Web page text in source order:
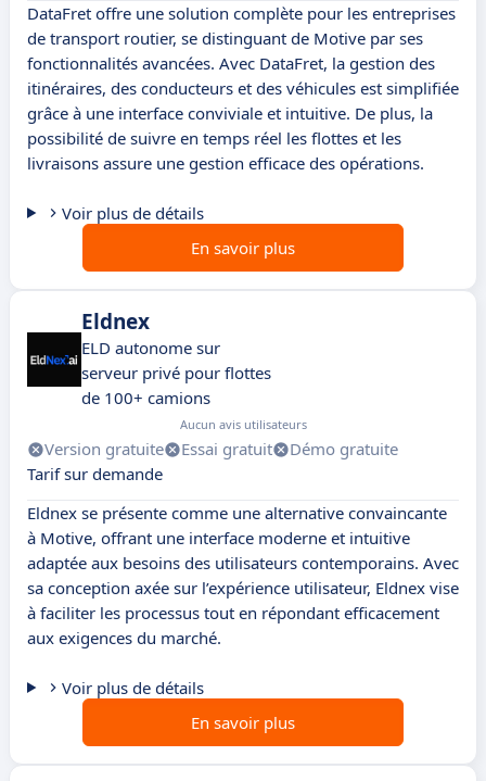
DataFret offre une solution complète pour les entreprises
de transport routier, se distinguant de Motive par ses
fonctionnalités avancées. Avec DataFret, la gestion des
itinéraires, des conducteurs et des véhicules est simplifiée
grâce à une interface conviviale et intuitive. De plus, la
possibilité de suivre en temps réel les flottes et les
livraisons assure une gestion efficace des opérations.
Voir plus de détails
En savoir plus
Eldnex
ELD autonome sur
serveur privé pour flottes
de 100+ camions
Aucun avis utilisateurs
Version gratuite Essai gratuit
Démo gratuite
Tarif sur demande
Eldnex se présente comme une alternative convaincante
à Motive, offrant une interface moderne et intuitive
adaptée aux besoins des utilisateurs contemporains. Avec
sa conception axée sur l’expérience utilisateur, Eldnex vise
à faciliter les processus tout en répondant efficacement
aux exigences du marché.
Voir plus de détails
En savoir plus